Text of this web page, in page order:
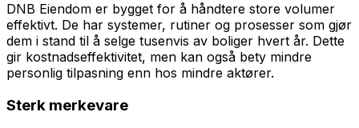
DNB Eiendom er bygget for å håndtere store volumer
effektivt. De har systemer, rutiner og prosesser som gjør
dem i stand til å selge tusenvis av boliger hvert år. Dette
gir kostnadseffektivitet, men kan også bety mindre
personlig tilpasning enn hos mindre aktører.
Sterk merkevare